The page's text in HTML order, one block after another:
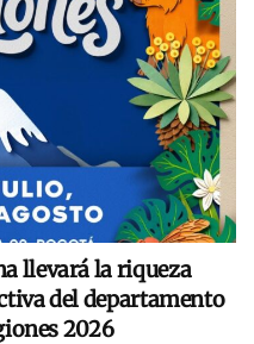
llevará la riqueza
del departamento
2026